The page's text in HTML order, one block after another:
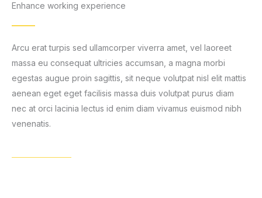
Enhance working experience
Arcu erat turpis sed ullamcorper viverra amet, vel laoreet
massa eu consequat ultricies accumsan, a magna morbi
egestas augue proin sagittis, sit neque volutpat nisl elit mattis
aenean eget eget facilisis massa duis volutpat purus diam
nec at orci lacinia lectus id enim diam vivamus euismod nibh
venenatis.